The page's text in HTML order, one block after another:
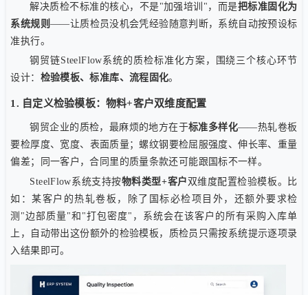
解决质检不标准的核心，不是"加强培训"，而是把标准固化为
系统规则——让质检员没机会凭经验随意判断，系统自动按预设标
准执行。
钢贸链SteelFlow系统的质检标准化方案，围绕三个核心环节
设计： 检验模板、标准库、流程固化。
1. 自定义检验模板：物料+客户双维度配置
钢贸企业的质检，最麻烦的地方在于标准多样化——热轧卷板
要检厚度、宽度、表面质量；螺纹钢要检屈服强度、伸长率、重量
偏差；同一客户，合同里的质量条款还可能跟国标不一样。
SteelFlow系统支持按物料类型+客户 双维度配置检验模板。比
如：某客户的热轧卷板，除了国标必检项目外，还额外要求检
测"边部质量"和"打包密度"，系统会在该客户的所有采购入库单
上，自动带出这份额外的检验模板，质检员只需按系统提示逐项录
入结果即可。